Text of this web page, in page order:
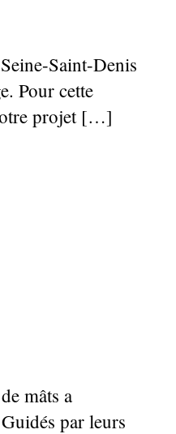
Saint-Denis
Pour cette
projet […]
mâts a
par leurs